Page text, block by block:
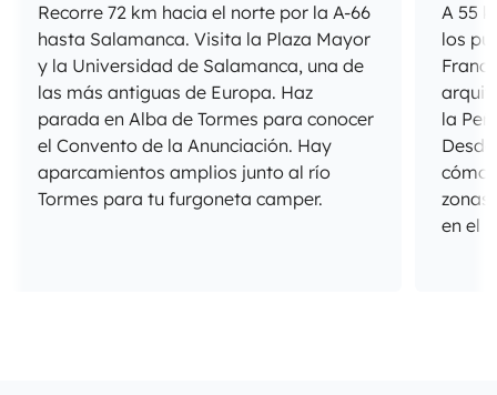
Recorre 72 km hacia el norte por la A-66
hasta Salamanca. Visita la Plaza Mayor
y la Universidad de Salamanca, una de
las más antiguas de Europa. Haz
parada en Alba de Tormes para conocer
el Convento de la Anunciación. Hay
aparcamientos amplios junto al río
Tormes para tu furgoneta camper.
A 55
los
la
zonas
en el